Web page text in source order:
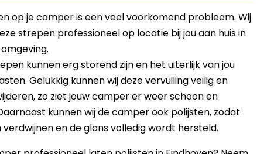
op je camper is een veel voorkomend probleem. Wij
strepen professioneel op locatie bij jou aan huis in
kunnen erg storend zijn en het uiterlijk van jou
Gelukkig kunnen wij deze vervuiling veilig en
zo ziet jouw camper er weer schoon en
kunnen wij de camper ook polijsten, zodat
en de glans volledig wordt hersteld.